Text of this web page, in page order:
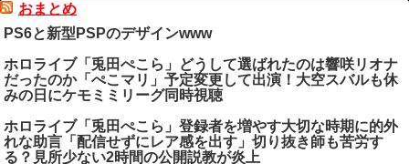
おまとめ
PS6と新型PSPのデザインwww
ホロライブ「兎田ぺこら」どうして選ばれたのは響咲リオナ
だったのか「ぺこマリ」予定変更して出演！大空スバルも休
みの日にケモミミリーグ同時視聴
ホロライブ「兎田ぺこら」登録者を増やす大切な時期に的外
れな助言「配信せずにレア感を出す」切り抜き師も苦労す
る？見所少ない2時間の公開説教が炎上